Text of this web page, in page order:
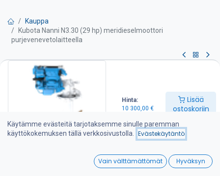
Hinta:
10 300,00 €
Lisää
ostoskoriin
Wishlist
Kauppa
Kubota Nanni N3.30 (29 hp) meridieselmoottori
purjevenevetolaitteella
Kubota Nanni N3.30 (29 hp)
meridieselmoottori
purjevenevetolaitteella
Teho 29 hv
Kierrosluku 3600 kierr./min
Paino 181 kg purjevenevetolaitteen kanssa
Moottori sisältää seuraavat varusteet:
Käytämme evästeitä tarjotaksemme sinulle paremman
käyttökokemuksen tällä verkkosivustolla.
Evästekäytäntö
Vain välttämättömät Hyväksyn